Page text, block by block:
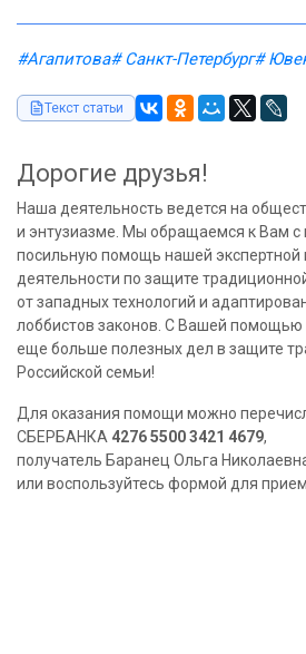
#Агапитова# Санкт-Петербург#
Текст статьи
Дорогие друзья!
Наша деятельность ведется на
и энтузиазме. Мы обращаемся к Вам с
посильную помощь нашей экспертной
деятельности по защите
от западных технологий и
лоббистов законов. С Вашей
еще больше полезных дел в защите
Российской семьи!
Для оказания помощи можно
СБЕРБАНКА 4276 5500 3421 4679,
получатель Баранец Ольга
или воспользуйтесь формой для